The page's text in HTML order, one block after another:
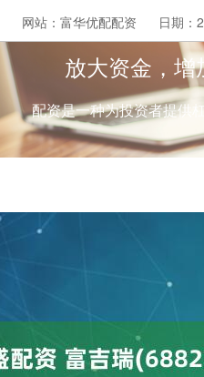
网站：富华优配配资 日期：
放大资金，
配资是一种为投资者提供